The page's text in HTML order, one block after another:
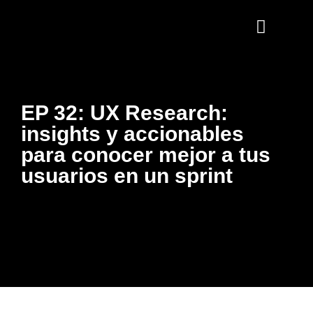
EP 32: UX Research:
insights y accionables
para conocer mejor a tus
usuarios en un sprint